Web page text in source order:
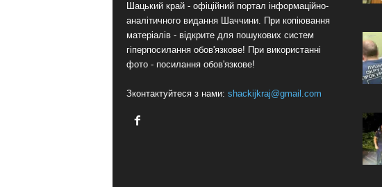
Шацький край - офіційний портал інформаційно-
аналітичного видання Шаччини. При копіювання
матеріалів - відкрите для пошукових систем
гіперпосилання обов'язкове! При використанні
фото - посилання обов'язкове!
Зконтактуйтеся з нами: shackijkraj@gmail.com